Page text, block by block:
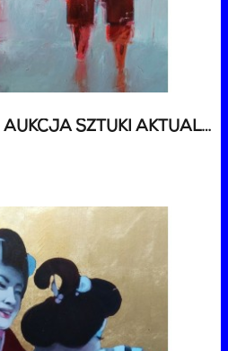
68 AUKCJA SZTUKI - AUKCJA SZTUKI AKTUALNEJ